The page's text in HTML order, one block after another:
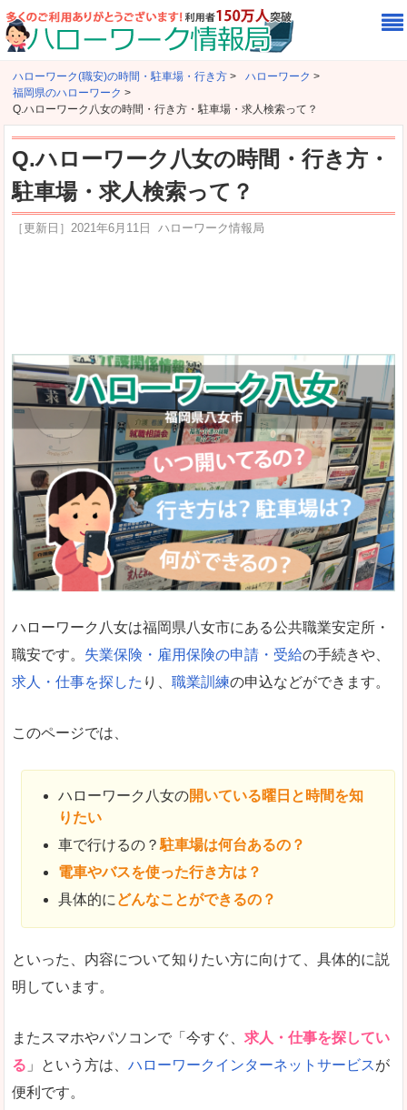
ハローワーク(職安)の時間・駐車場・行き方 > ハローワーク >
福岡県のハローワーク >
Q.ハローワーク八女の時間・行き方・駐車場・求人検索って？
Q.ハローワーク八女の時間・行き方・
駐車場・求人検索って？
［更新日］ 2021年6月11日 ハローワーク情報局
ハローワーク八女は福岡県八女市にある公共職業安定所・
職安です。 失業保険・雇用保険の申請・受給の手続きや、
求人・仕事を探した り、 職業訓練の申込などができます。
このページでは、
ハローワーク八女の開いている曜日と時間を知
りたい
車で行けるの？駐車場は何台あるの？
電車やバスを使った行き方は？
具体的にどんなことができるの？
といった、内容について知りたい方に向けて、具体的に説
明しています。
またスマホやパソコンで「今すぐ、 求人・仕事を探してい
る 」という方は、 ハローワークインターネットサービスが
便利です。